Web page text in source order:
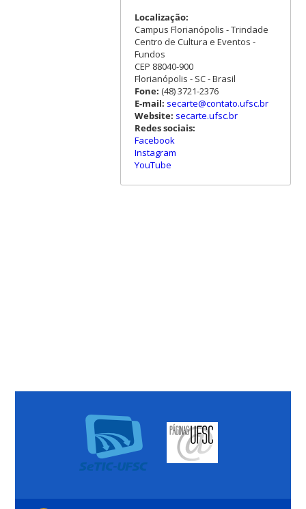
Localização:
Campus Florianópolis - Trindade
Centro de Cultura e Eventos -
Fundos
CEP 88040-900
Florianópolis - SC - Brasil
Fone: (48) 3721-2376
E-mail: secarte@contato.ufsc.br
Website: secarte.ufsc.br
Redes sociais:
Facebook
Instagram
YouTube